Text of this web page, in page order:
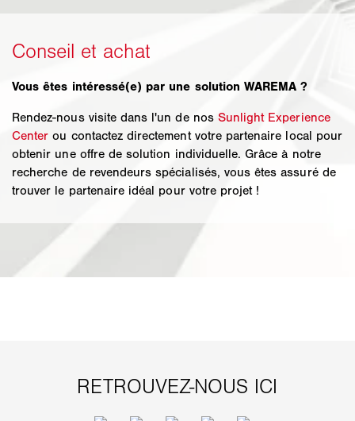
Vous êtes intéressé(e) par une solution WAREMA ?
Rendez-nous visite dans l'un de nos Sunlight Experience
Center ou contactez directement votre partenaire local pour
obtenir une offre de solution individuelle. Grâce à notre
recherche de revendeurs spécialisés, vous êtes assuré de
trouver le partenaire idéal pour votre projet !